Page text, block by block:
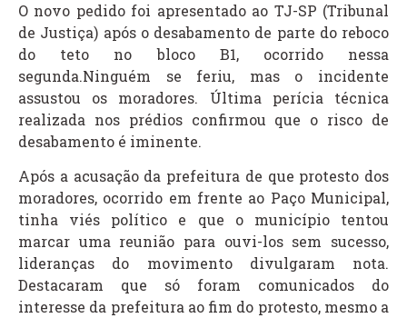
O novo pedido foi apresentado ao TJ-SP (Tribunal
de Justiça) após o desabamento de parte do reboco
do teto no bloco B1, ocorrido nessa
segunda.Ninguém se feriu, mas o incidente
assustou os moradores. Última perícia técnica
realizada nos prédios confirmou que o risco de
desabamento é iminente.
Após a acusação da prefeitura de que protesto dos
moradores, ocorrido em frente ao Paço Municipal,
tinha viés político e que o município tentou
marcar uma reunião para ouvi-los sem sucesso,
lideranças do movimento divulgaram nota.
Destacaram que só foram comunicados do
interesse da prefeitura ao fim do protesto, mesmo a